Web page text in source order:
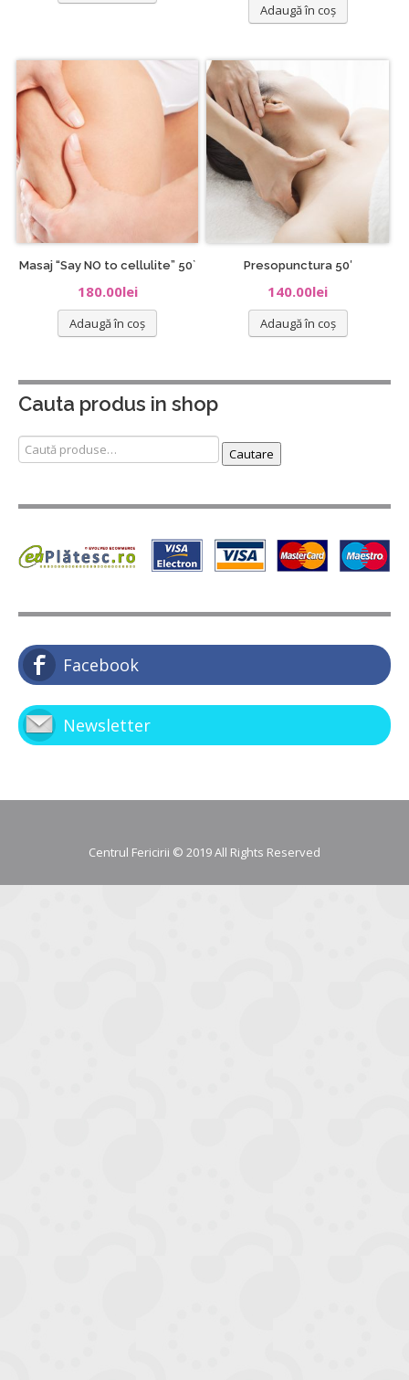
Adaugă în coș
Masaj “Say NO to cellulite” 50`
180.00lei
Adaugă în coș
Presopunctura 50′
140.00lei
Adaugă în coș
Cauta produs in shop
Caută
după:
Cautare
Facebook
Newsletter
Centrul Fericirii © 2019 All Rights Reserved